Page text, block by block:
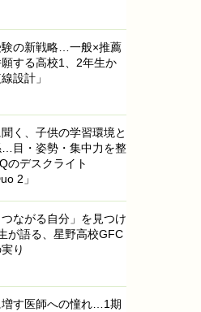
験の新戦略…一般×推薦
する高校1、2年生か
設計」
く、子供の学習環境と
…目・姿勢・集中力を整
のデスクライト
2」
つながる自分」を見つけ
が語る、星野高校GFC
り
増す医師への憧れ…1期